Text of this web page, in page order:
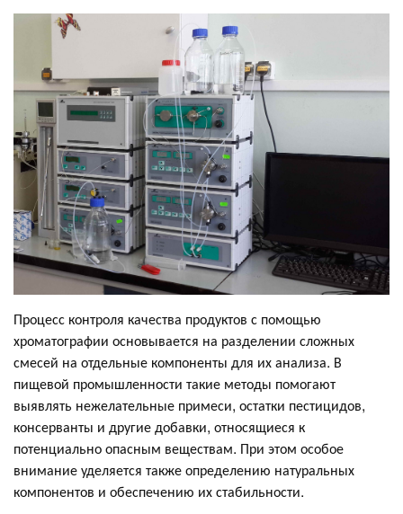
Процесс контроля качества продуктов с помощью
хроматографии основывается на разделении сложных
смесей на отдельные компоненты для их анализа. В
пищевой промышленности такие методы помогают
выявлять нежелательные примеси, остатки пестицидов,
консерванты и другие добавки, относящиеся к
потенциально опасным веществам. При этом особое
внимание уделяется также определению натуральных
компонентов и обеспечению их стабильности.